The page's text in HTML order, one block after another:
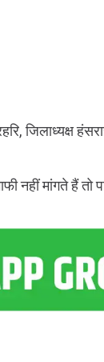
जिलाध्यक्ष
मांगते हैं तो